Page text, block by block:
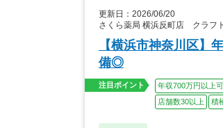
更新日：2026/06/20
さくら薬局 横浜反町店 クラフ
【横浜市神奈川区】
備◎
注目ポイント 年収700万円以上可
店舗数30以上
積